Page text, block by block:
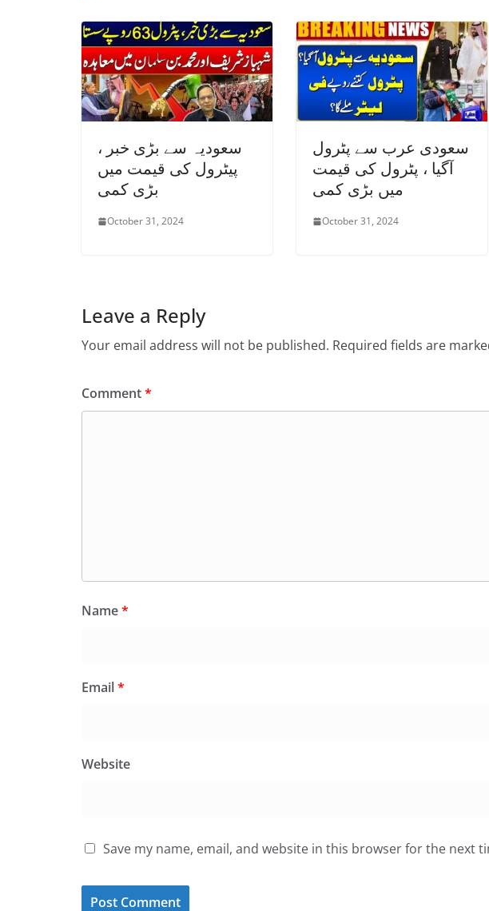
سعودیہ سے بڑی خبر ،
پیٹرول کی قیمت میں
بڑی کمی
October 31, 2024
سعودی عرب سے پٹرول
آگیا ، پٹرول کی قیمت
میں بڑی کمی
October 31, 2024
Leave a Reply
Your email address will not be published. Required fields are
Comment*
Name*
Email*
Website
Save my name, email, and website in this browser for the next